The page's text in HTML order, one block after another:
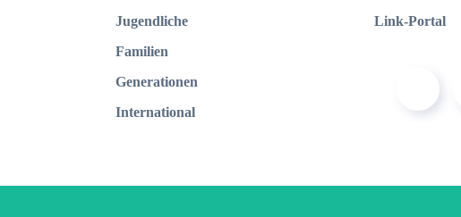
Jugendliche
Familien
Generationen
International
Link-Portal